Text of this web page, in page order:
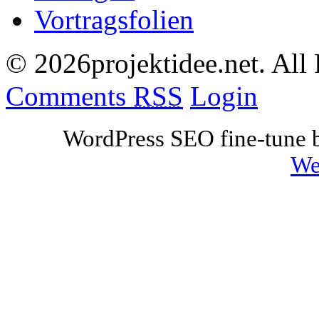
Vortragsfolien
© 2026projektidee.net. All
Comments RSS Login
WordPress SEO fine-tune